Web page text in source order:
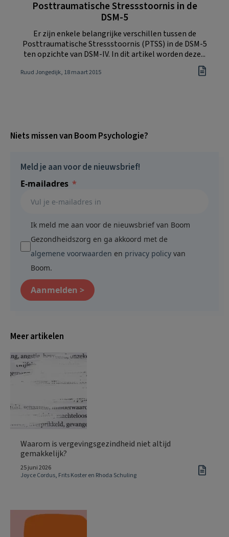
Posttraumatische Stressstoornis in de
DSM-5
Er zijn enkele belangrijke verschillen tussen de
Posttraumatische Stressstoornis (PTSS) in de DSM-5
ten opzichte van DSM-IV. In dit artikel worden deze...
Ruud Jongedijk, 18 maart 2015
Niets missen van Boom Psychologie?
Meld je aan voor de nieuwsbrief!
E-mailadres
Ik meld me aan voor de nieuwsbrief van Boom
Gezondheidszorg en ga akkoord met de
algemene voorwaarden en privacy policy van
Boom.
Aanmelden >
Meer artikelen
Waarom is vergevingsgezindheid niet altijd
gemakkelijk?
25 juni 2026
Joyce Cordus, Frits Koster en Rhoda Schuling